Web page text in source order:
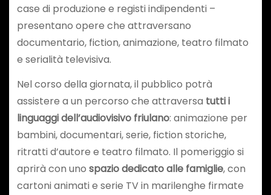
case di produzione e registi indipendenti –
presentano opere che attraversano
documentario, fiction, animazione, teatro filmato
e serialità televisiva.
Nel corso della giornata, il pubblico potrà
assistere a un percorso che attraversa tutti i
linguaggi dell’audiovisivo friulano: animazione per
bambini, documentari, serie, fiction storiche,
ritratti d’autore e teatro filmato. Il pomeriggio si
aprirà con uno spazio dedicato alle famiglie, con
cartoni animati e serie TV in marilenghe firmate